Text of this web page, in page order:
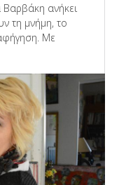
τη μνήμη, το
Με